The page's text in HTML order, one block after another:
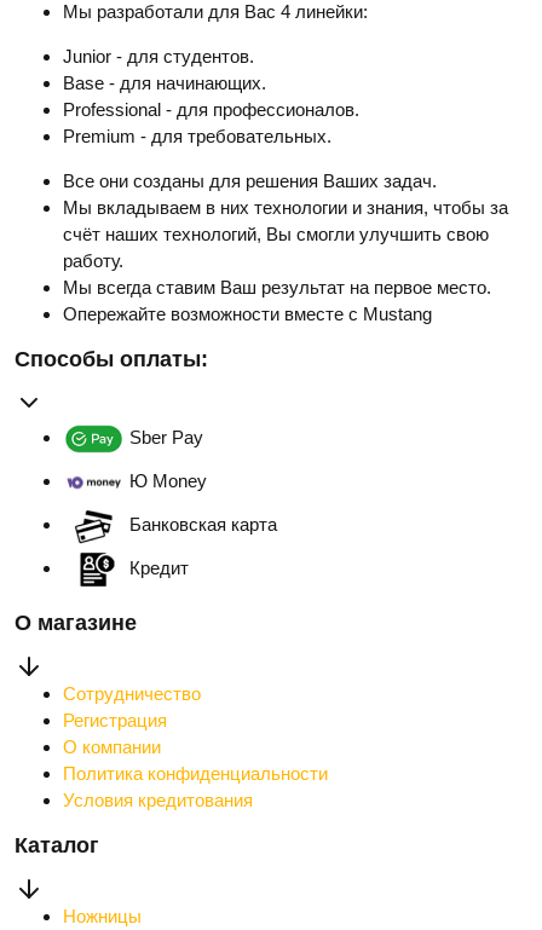
Мы разработали для Вас 4 линейки:
Junior - для студентов.
Base - для начинающих.
Professional - для профессионалов.
Premium - для требовательных.
Все они созданы для решения Ваших задач.
Мы вкладываем в них технологии и знания, чтобы за
счёт наших технологий, Вы смогли улучшить свою
работу.
Мы всегда ставим Ваш результат на первое место.
Опережайте возможности вместе с Mustang
Способы оплаты:
Sber Pay
Ю Money
Банковская карта
Кредит
О магазине
Сотрудничество
Регистрация
О компании
Политика конфиденциальности
Условия кредитования
Каталог
Ножницы